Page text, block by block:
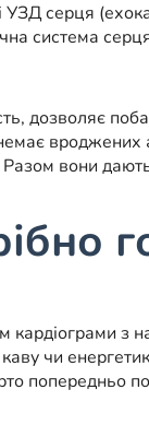
УЗД серця
система
дозволяє
вроджених
Разом вони
з
каву чи
попередньо